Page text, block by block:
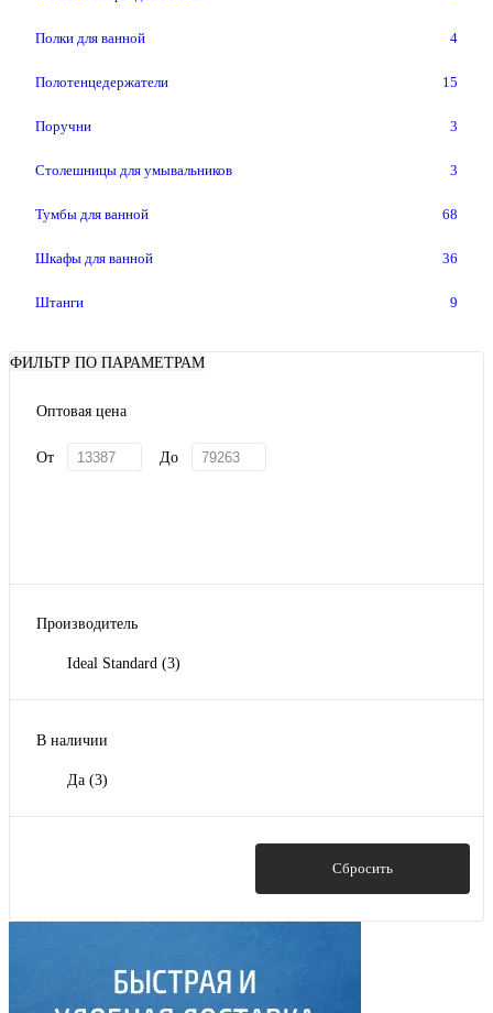
Полки для ванной 4
Полотенцедержатели 15
Поручни 3
Столешницы для умывальников 3
Тумбы для ванной 68
Шкафы для ванной 36
Штанги 9
ФИЛЬТР ПО ПАРАМЕТРАМ
Оптовая цена
От До
Производитель
Ideal Standard (3)
В наличии
Да (3)
Сбросить